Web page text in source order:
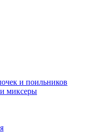
и поильников
миксеры